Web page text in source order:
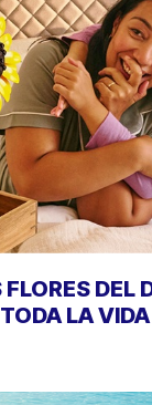
DEL
LA VIDA